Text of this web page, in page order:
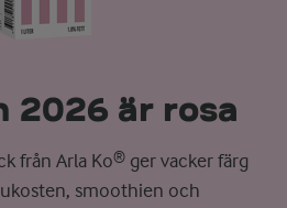
2026 är rosa
från Arla Ko® ger vacker färg
smoothien och